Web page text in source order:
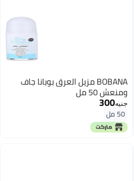
BOBANA مزيل العرق بوبانا جاف
ومنعش 50 مل
جنيه300
50 مل